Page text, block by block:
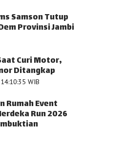
Samson Tutup
Provinsi Jambi
Curi Motor,
Ditangkap
WIB
Rumah Event
Run 2026